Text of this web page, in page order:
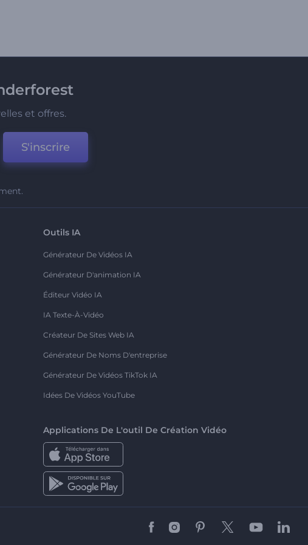
et offres.
S'inscrire
Outils IA
Générateur De Vidéos IA
Générateur D'animation IA
Éditeur Vidéo IA
IA Texte-À-Vidéo
Créateur De Sites Web IA
Générateur De Noms D'entreprise
Générateur De Vidéos TikTok IA
Idées De Vidéos YouTube
Applications De L'outil De Création Vidéo